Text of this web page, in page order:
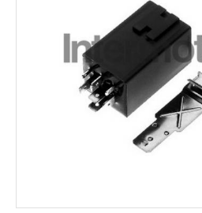
Lambda sonda
Nosač auspuha
EGR(AGR) ventil